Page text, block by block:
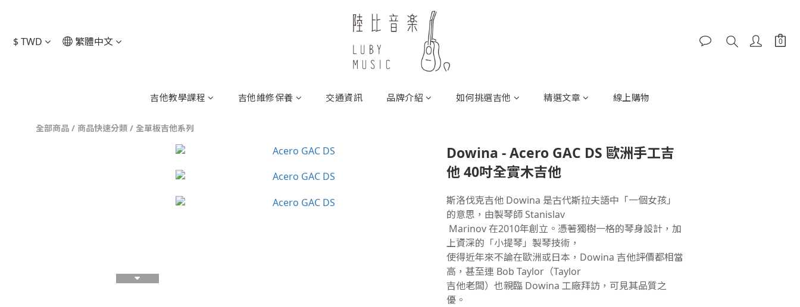
$TWD 繁體中文
吉他教學課程 吉他維修保養 交通資訊 品牌介紹 如何挑選吉他 精選文章 線上購物
全部商品 / 商品快速分類 / 全單板吉他系列
Dowina - Acero GAC DS 歐洲手工吉
他 40吋全實木吉他
斯洛伐克吉他 Dowina 是古代斯拉夫語中「一個女孩」
的意思，由製琴師 Stanislav
上資深的「小提琴」製琴技術，
使得近年來不論在歐洲或日本，Dowina 吉他評價都相當
高，甚至連 Bob Taylor（Taylor
吉他老闆）也親臨 Dowina 工廠拜訪，可見其品質之
優。